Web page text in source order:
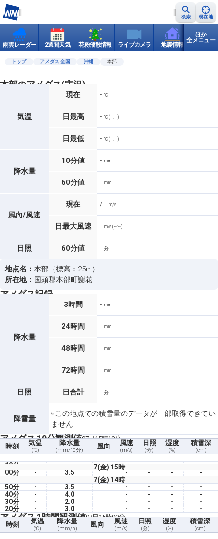
検索 現在地
雨雲レーダー 2週間天気 花粉飛散情報 ライブカメラ 地震情報 世界天
ほか
全メニュー
トップ アメダス 全国 沖縄 本部
本部のアメダス(実況)
気温
現在 - ℃
日最高 - ℃ (--:--)
日最低 - ℃ (--:--)
降水量
10分値 - mm
60分値 - mm
風向/風速
現在 / - m/s
日最大風速 - m/s (--:--)
日照 60分値 - 分
地点名： 本部（標高：25m）
所在地： 国頭郡本部町謝花
アメダス記録
降水量
3時間 - mm
24時間 - mm
48時間 - mm
72時間 - mm
日照 日合計 - 分
降雪量
※この地点での積雪量のデータが一部取得できてい
ません
アメダス 10分観測値07日15時10分
時刻 気温
(℃)
降水量
(mm/10分)
風向 風速
(m/s)
日照
(分)
湿度
(%)
積雪深
(cm)
7(金) 15時
10分 -
00分
- 3.5 - - -
-
7(金) 14時
50分
- 3.5 - - -
-
40分
- 4.0 - - -
-
30分
- 2.0 - - -
-
20分
- 3.0 - - - -
アメダス 1時間観測値07日15時00分
時刻 気温
(℃)
降水量
(mm/h)
風向 風速
(m/s)
日照
(分)
湿度
(%)
積雪深
(cm)